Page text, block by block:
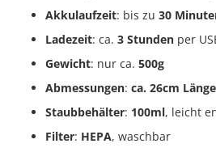
Akkulaufzeit: bis zu 30
Ladezeit: ca. 3 Stunden per
Gewicht: nur ca. 500g
Abmessungen: ca. 26cm Länge
Staubbehälter: 100ml, leicht
Filter: HEPA, waschbar